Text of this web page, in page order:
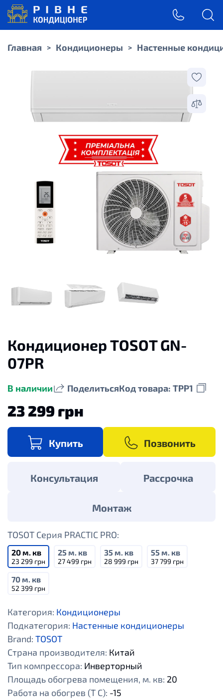
Главная > Кондиционеры > Настенные
Кондиционер TOSOT GN-
07PR
В наличии ПоделитьсяКод товара: TPP1
23 299 грн
Купить Позвонить
Консультация Рассрочка
Монтаж
TOSOT Серия PRACTIC PRO:
20 м. кв
23 299 грн
25 м. кв
27 499 грн
35 м. кв
28 999 грн
55 м. кв
37 799 грн
70 м. кв
52 399 грн
Категория: Кондиционеры
Подкатегория: Настенные кондиционеры
Brand: TOSOT
Страна производителя: Китай
Тип компрессора: Инверторный
Площадь обогрева помещения, м. кв: 20
Работа на обогрев (Т С): -15